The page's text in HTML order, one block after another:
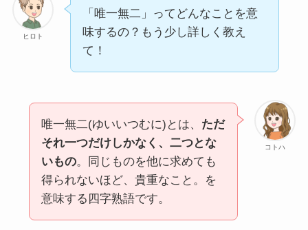
遺憾(いかん)とは？意味を例文でわかりやすく
解説してみた
正真正銘(しょうしんしょうめい)の正しい意味
と使い方５選！例文もわかりやすく解説
ヒロト
「唯一無二」ってどんなことを意
味するの？もう少し詳しく教え
て！
コトハ
唯一無二(ゆいいつむに)とは、 ただ
それ一つだけしかなく、二つとな
いもの。同じものを他に求めても
得られないほど、貴重なこと。を
意味する四字熟語です。